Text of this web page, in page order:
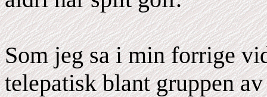
Som jeg sa i min forrige
telepatisk blant gruppen